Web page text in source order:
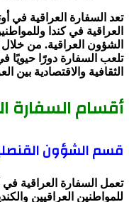
تعد السفارة العراقية في
العراقية في كندا
الشؤون العراقية. من
تلعب السفارة دورًا حيويًا
الثقافية والاقتصادية بين
أقسام السفارة
قسم الشؤون
تعمل السفارة العراقية في
للمواطنين العراقيين